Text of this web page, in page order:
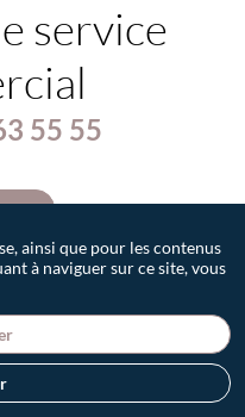
service
55 55
ainsi que pour les contenus
à naviguer sur ce site, vous